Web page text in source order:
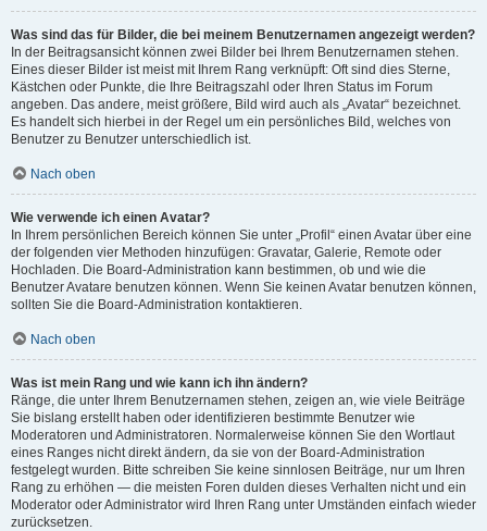
Was sind das für Bilder, die bei meinem Benutzernamen angezeigt werden?
In der Beitragsansicht können zwei Bilder bei Ihrem Benutzernamen stehen.
Eines dieser Bilder ist meist mit Ihrem Rang verknüpft: Oft sind dies Sterne,
Kästchen oder Punkte, die Ihre Beitragszahl oder Ihren Status im Forum
angeben. Das andere, meist größere, Bild wird auch als „Avatar“ bezeichnet.
Es handelt sich hierbei in der Regel um ein persönliches Bild, welches von
Benutzer zu Benutzer unterschiedlich ist.
Nach oben
Wie verwende ich einen Avatar?
In Ihrem persönlichen Bereich können Sie unter „Profil“ einen Avatar über eine
der folgenden vier Methoden hinzufügen: Gravatar, Galerie, Remote oder
Hochladen. Die Board-Administration kann bestimmen, ob und wie die
Benutzer Avatare benutzen können. Wenn Sie keinen Avatar benutzen können,
sollten Sie die Board-Administration kontaktieren.
Nach oben
Was ist mein Rang und wie kann ich ihn ändern?
Ränge, die unter Ihrem Benutzernamen stehen, zeigen an, wie viele Beiträge
Sie bislang erstellt haben oder identifizieren bestimmte Benutzer wie
Moderatoren und Administratoren. Normalerweise können Sie den Wortlaut
eines Ranges nicht direkt ändern, da sie von der Board-Administration
festgelegt wurden. Bitte schreiben Sie keine sinnlosen Beiträge, nur um Ihren
Rang zu erhöhen — die meisten Foren dulden dieses Verhalten nicht und ein
Moderator oder Administrator wird Ihren Rang unter Umständen einfach wieder
zurücksetzen.